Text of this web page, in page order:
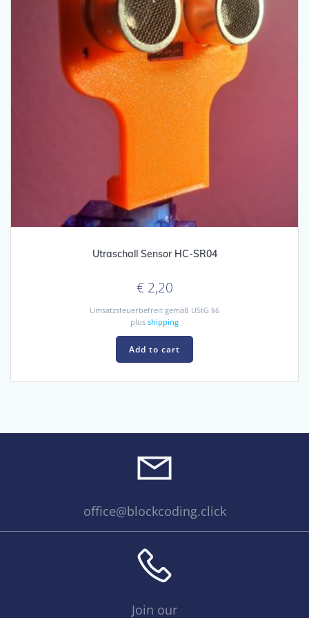
Utraschall Sensor HC-SR04
€2,20
Umsatzsteuerbefreit gemäß UStG §6
plus shipping
Add to cart
office@blockcoding.click
Join our